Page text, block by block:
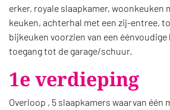
erker, royale slaapkamer, woonkeuken
keuken, achterhal met een zij-entree,
bijkeuken voorzien van een
toegang tot de garage/schuur.
1e verdieping
Overloop , 5 slaapkamers waarvan één